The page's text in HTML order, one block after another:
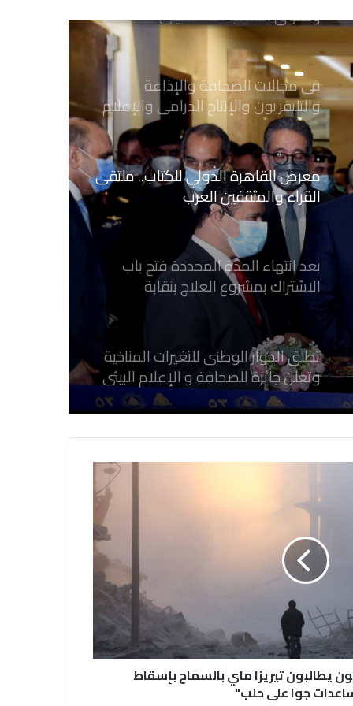
وحقوق الشعب الفلسطيني
فى مجالات الصحافة والإذاعة
والتليفزيون والإنتاج الدرامى والإعلام
الرقمي
معرض القاهرة الدولي للكتاب.. ملتقى
القراء والمثقفين العرب
بعد انتهاء المدة المحددة فتح باب
الاشتراك بمشروع العلاج بنقابة
الصحفيين المصريين
تطلق الحوار الوطنى للتغيرات المناخية
وتعلن جائزة للصحافة و الإعلام ‎البيئي
عن التغيرات المناخية
نقابة الصحفيين العراقيين تستقبل طلبة
كلية الإعلام بجامعة المستقبل في بابل
في احتفالية عيد الصحافة النجفية
بمناسبة مرور ١١٢ عاما على صدور أول
صحيفة (العلم)
في عيد الصحافة العراقية تحية لكل
الصحفيين ولأرواح شهداء الصحافة
يطالبون تيريزا ماي بالسماح بإسقاط
جوا على حلب"